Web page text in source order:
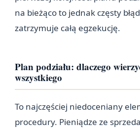
na bieżąco to jednak częsty
zatrzymuje całą egzekucję.
Plan podziału: dlaczego
wszystkiego
To najczęściej niedoceniany
procedury. Pieniądze ze